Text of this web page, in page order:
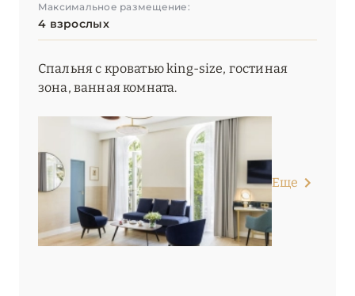
Максимальное размещение:
4 взрослых
Спальня с кроватью king-size, гостиная
зона, ванная комната.
Еще